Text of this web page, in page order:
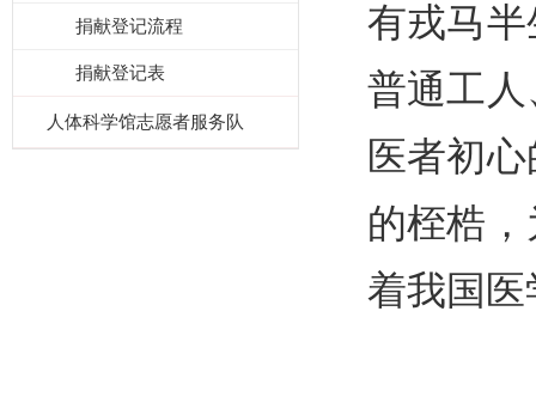
捐献登记流程
捐献登记表
人体科学馆志愿者服务队
有戎马
普通工
医者初
的桎梏
着我国